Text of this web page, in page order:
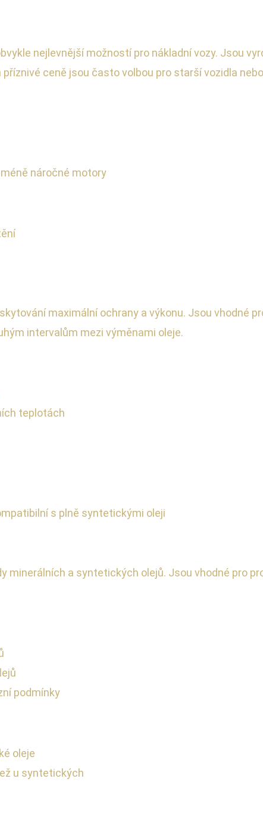
nejlevnější možností pro nákladní vozy. Jsou
ceně jsou často volbou pro starší vozidla
náročné motory
maximální ochrany a výkonu. Jsou vhodné
intervalům mezi výměnami oleje.
teplotách
s plně syntetickými oleji
minerálních a syntetických olejů. Jsou vhodné pro
podmínky
oleje
u syntetických